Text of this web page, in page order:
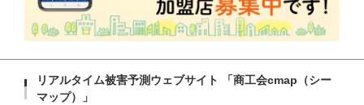
リアルタイム被害予測ウェブサイト 「商工会cmap（シー
マップ）」